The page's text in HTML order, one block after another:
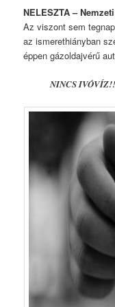
NELESZTA –
Az viszont sem
az ismerethiányban
éppen gázoldajvérű
NINCS IVÓVÍZ!!